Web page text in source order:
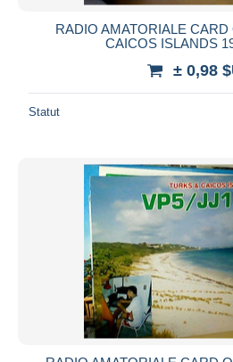
RADIO AMATORIALE CARD
CAICOS ISLANDS
± 0,98
Statut